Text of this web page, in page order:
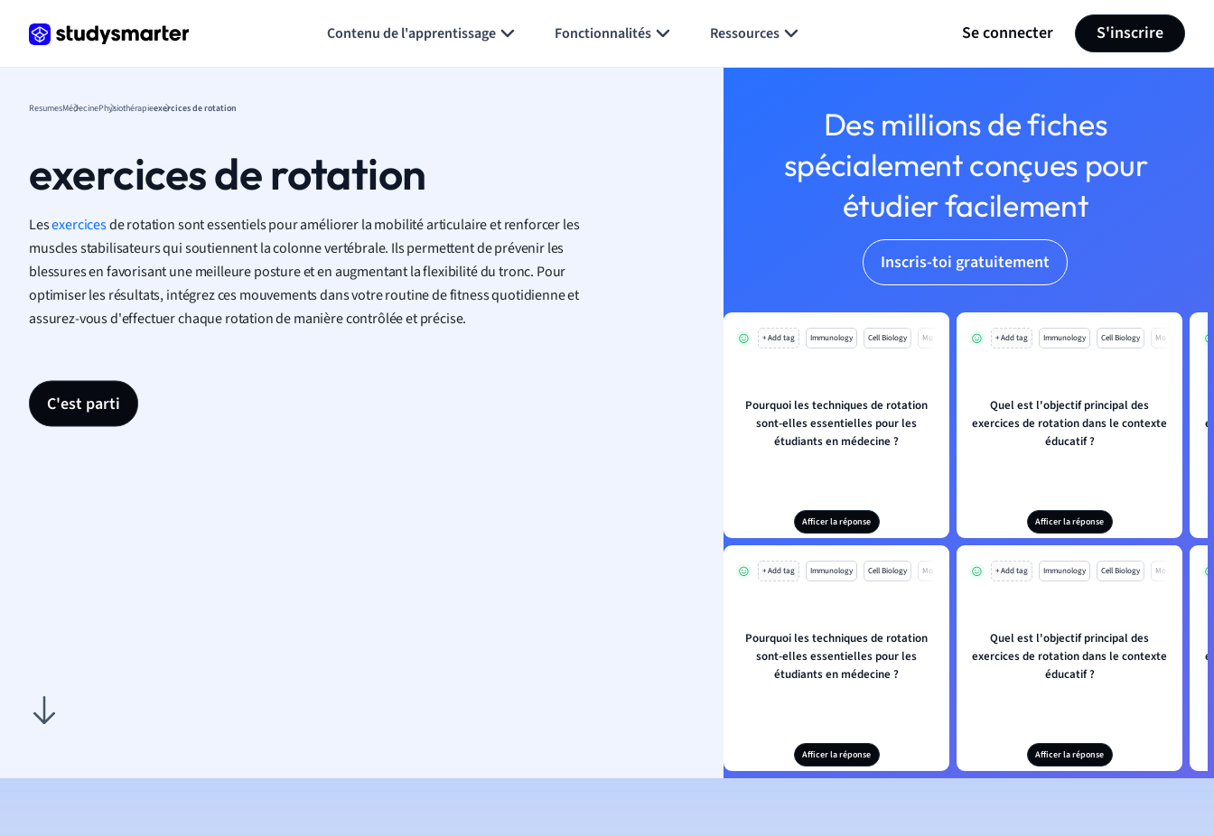
Contenu de l'apprentissage Fonctionnalités Ressources Se connecter S'inscrire
ResumesMédecinePhysiothérapieexercices de rotation
exercices de rotation
Lesexercicesde rotation sont essentiels pour améliorer la mobilité articulaire et renforcer les
muscles stabilisateurs qui soutiennent la colonne vertébrale. Ils permettent de prévenir les
blessures en favorisant une meilleure posture et en augmentant la flexibilité du tronc. Pour
optimiser les résultats, intégrez ces mouvements dans votre routine de fitness quotidienne et
assurez-vous d'effectuer chaque rotation de manière contrôlée et précise.
C'est parti
Des millions de fiches
spécialement conçues pour
étudier facilement
Inscris-toi gratuitement
+ Add tag Immunology Cell Biology Mo
Pourquoi les techniques de rotation
sont-elles essentielles pour les
étudiants en médecine ?
Afficer la réponse
+ Add tag Immunology Cell Biology Mo
Quel est l'objectif principal des
exercices de rotation dans le contexte
éducatif ?
Afficer la réponse
+ Add tag Immunology Cell Biology Mo
Pourquoi les techniques de rotation
sont-elles essentielles pour les
étudiants en médecine ?
Afficer la réponse
+ Add tag Immunology Cell Biology Mo
Quel est l'objectif principal des
exercices de rotation dans le contexte
éducatif ?
Afficer la réponse